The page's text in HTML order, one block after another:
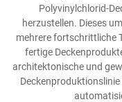
Polyvinylchlorid-
herzustellen. Dieses
mehrere fortschrittliche
fertige
architektonische und